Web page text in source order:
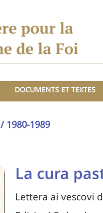
DOCUMENTS ET TEXTES
/ 1980-1989
La cura
Lettera ai vescovi